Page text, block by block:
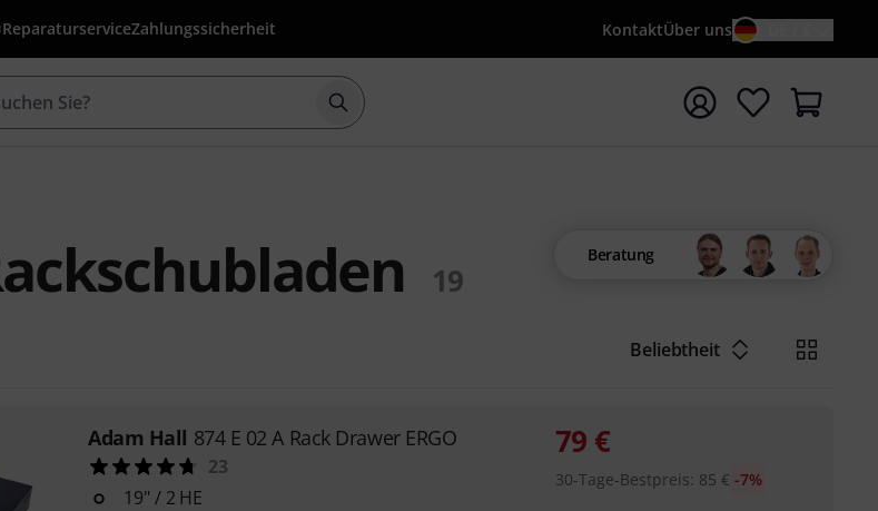
ReparaturserviceZahlungssicherheit KontaktÜber uns
Suche mit Suchwort {searchTerm} starten
19
Beratung
Beliebtheit
Adam Hall 874 E 02 A Rack Drawer ERGO
23
19" / 2 HE
79 €
30-Tage-Bestpreis: 85 € -7%